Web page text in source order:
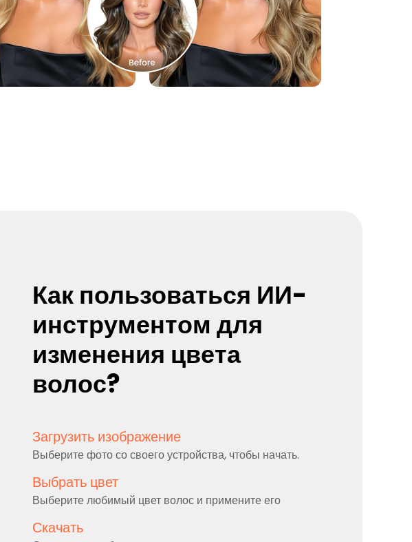
Как пользоваться ИИ-
инструментом для
изменения цвета
волос?
Загрузить изображение
Выберите фото со своего устройства, чтобы начать.
Выбрать цвет
Выберите любимый цвет волос и примените его
Скачать